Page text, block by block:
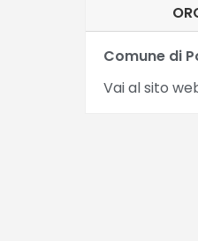
Comune di
Vai al sito